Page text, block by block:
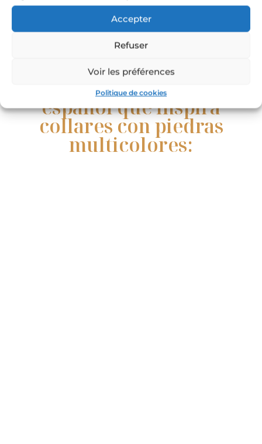
Accepter
Refuser
Voir les préférences
Politique de cookies
La Vila Joiosa, un pueblo
español que inspira
collares con piedras
multicolores: